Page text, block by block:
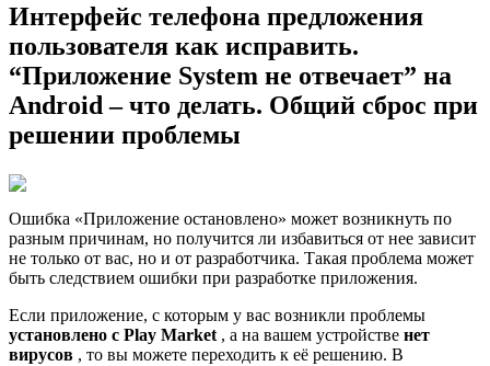
Интерфейс телефона предложения
пользователя как исправить.
“Приложение System не отвечает” на
Android – что делать. Общий сброс при
решении проблемы
Ошибка «Приложение остановлено» может возникнуть по
разным причинам, но получится ли избавиться от нее зависит
не только от вас, но и от разработчика. Такая проблема может
быть следствием ошибки при разработке приложения.
Если приложение, с которым у вас возникли проблемы
установлено с Play Market , а на вашем устройстве нет
вирусов , то вы можете переходить к её решению. В